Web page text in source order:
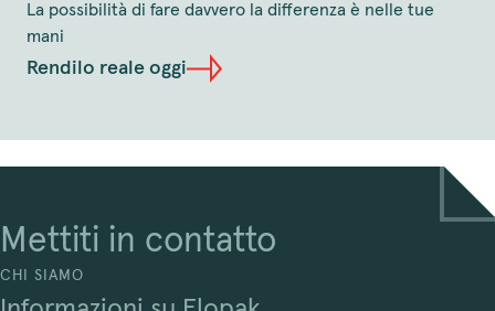
La possibilità di fare davvero la differenza è nelle tue
mani
Rendilo reale oggi
Mettiti in contatto
CHI SIAMO